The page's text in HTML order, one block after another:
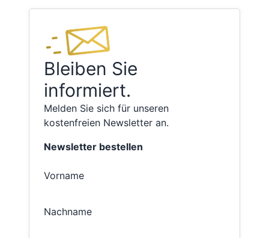
Bleiben Sie
informiert.
Melden Sie sich für unseren
kostenfreien Newsletter an.